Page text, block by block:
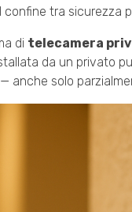
tra sicurezza
di telecamera
da un privato
anche solo